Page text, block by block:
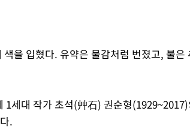
을 입혔다. 유약은 물감처럼 번졌고, 불은
세대 작가 초석(艸石) 권순형
.